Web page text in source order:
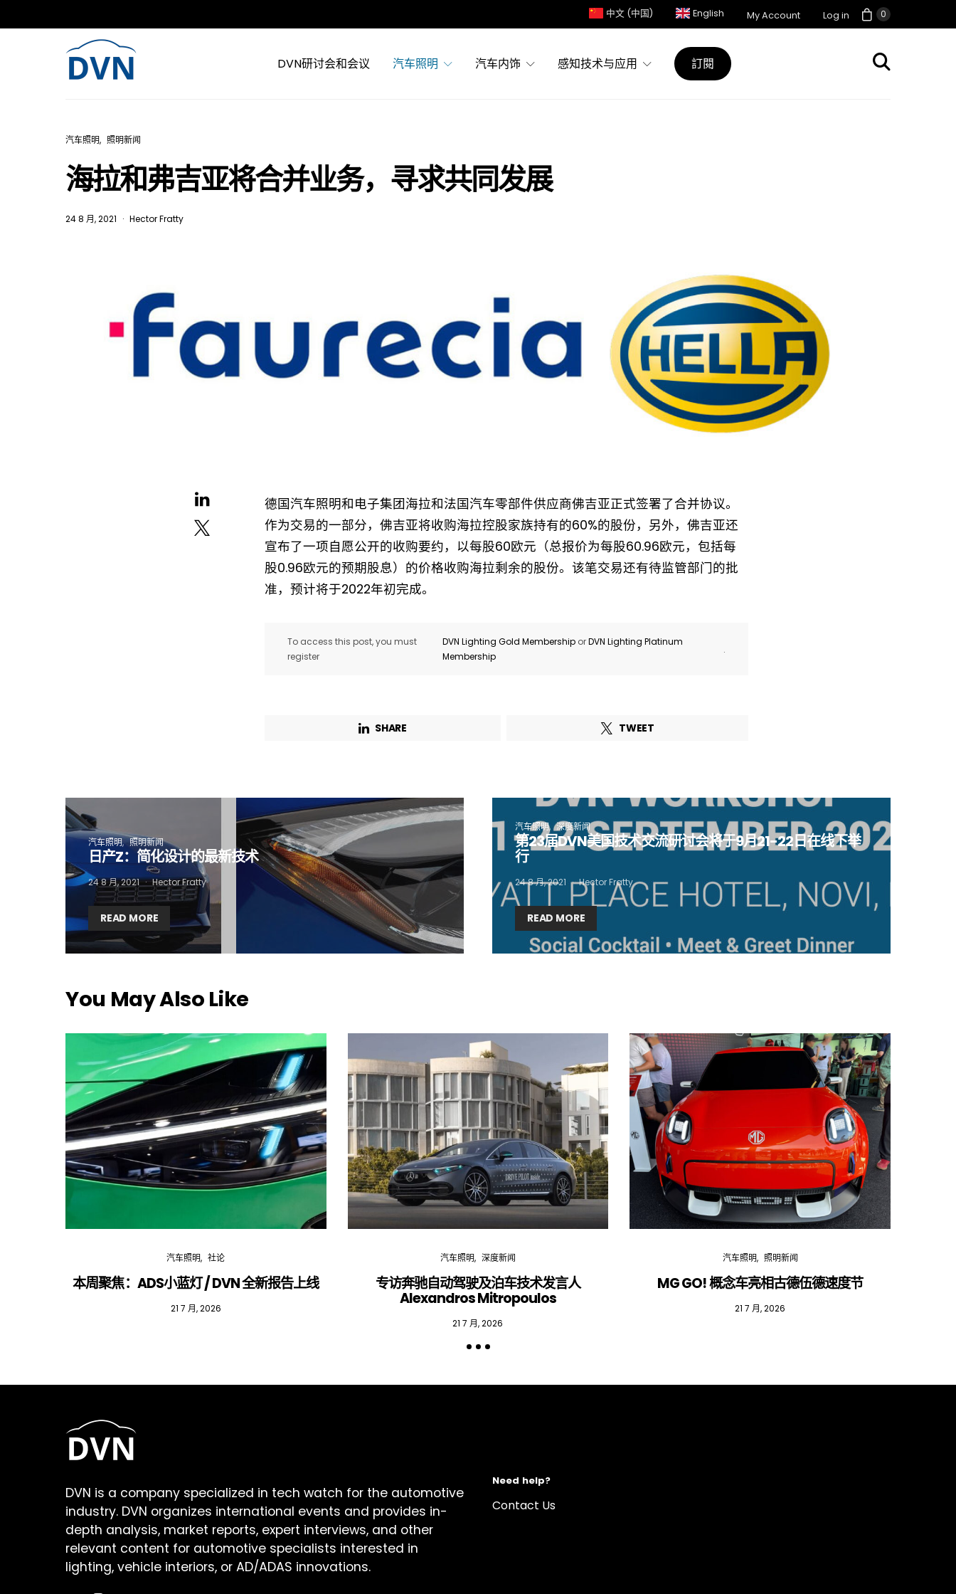
0
中文 (中国) English My Account Log in
DVN研讨会和会议 汽车照明 汽车内饰 感知技术与应用 訂閱
汽车照明 照明新闻
海拉和弗吉亚将合并业务，寻求共同发展
24 8 月, 2021 Hector Fratty
德国汽车照明和电子集团海拉和法国汽车零部件供应商佛吉亚正式签署了合并协议。
作为交易的一部分，佛吉亚将收购海拉控股家族持有的60%的股份，另外，佛吉亚还
宣布了一项自愿公开的收购要约，以每股60欧元（总报价为每股60.96欧元，包括每
股0.96欧元的预期股息）的价格收购海拉剩余的股份。该笔交易还有待监管部门的批
准，预计将于2022年初完成。
To access this post, you must
register
DVN Lighting Gold Membership orDVN Lighting Platinum
Membership
.
SHARE TWEET
汽车照明 照明新闻
日产Z：简化设计的最新技术
24 8 月, 2021 Hector Fratty
READ MORE
汽车照明 深度新闻
第23届DVN美国技术交流研讨会将于9月21-22日在线下举
行
24 8 月, 2021 Hector Fratty
READ MORE
You May Also Like
汽车照明 社论
本周聚焦：ADS小蓝灯 / DVN 全新报告上线
21 7 月, 2026
汽车照明 深度新闻
专访奔驰自动驾驶及泊车技术发言人
Alexandros Mitropoulos
21 7 月, 2026
汽车照明 照明新闻
MG GO! 概念车亮相古德伍德速度节
21 7 月, 2026
DVN is a company specialized in tech watch for the automotive
industry. DVN organizes international events and provides in-
depth analysis, market reports, expert interviews, and other
relevant content for automotive specialists interested in
lighting, vehicle interiors, or AD/ADAS innovations.
Need help?
Contact Us
free now!
Company*
Email Address*
I want to subscribe for free for 3 months to:*
Lighting weekly newsletter
By selecting this box, you agree to our terms of use
storage of the submitted data.